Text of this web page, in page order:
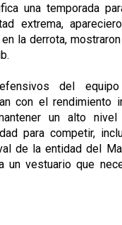
una temporada
extrema,
la derrota,
del
con el rendimiento
un alto
para competir,
de la entidad del
un vestuario que